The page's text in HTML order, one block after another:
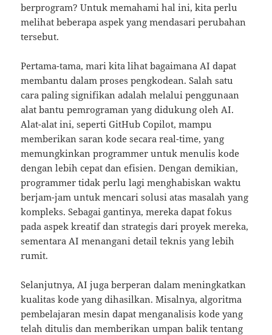
berprogram? Untuk memahami hal ini, kita perlu
melihat beberapa aspek yang mendasari perubahan
tersebut.
Pertama-tama, mari kita lihat bagaimana AI dapat
membantu dalam proses pengkodean. Salah satu
cara paling signifikan adalah melalui penggunaan
alat bantu pemrograman yang didukung oleh AI.
Alat-alat ini, seperti GitHub Copilot, mampu
memberikan saran kode secara real-time, yang
memungkinkan programmer untuk menulis kode
dengan lebih cepat dan efisien. Dengan demikian,
programmer tidak perlu lagi menghabiskan waktu
berjam-jam untuk mencari solusi atas masalah yang
kompleks. Sebagai gantinya, mereka dapat fokus
pada aspek kreatif dan strategis dari proyek mereka,
sementara AI menangani detail teknis yang lebih
rumit.
Selanjutnya, AI juga berperan dalam meningkatkan
kualitas kode yang dihasilkan. Misalnya, algoritma
pembelajaran mesin dapat menganalisis kode yang
telah ditulis dan memberikan umpan balik tentang